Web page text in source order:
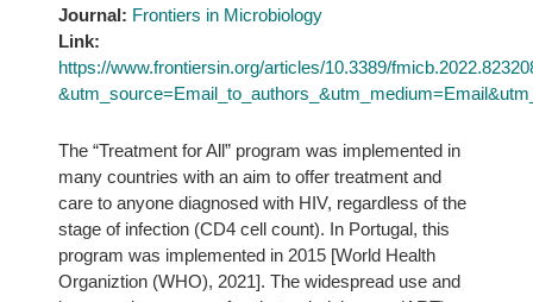
Journal: Frontiers in Microbiology
Link:
https://www.frontiersin.org/articles/10.3389/
The “Treatment for All” program was implemented in
many countries with an aim to offer treatment and
care to anyone diagnosed with HIV, regardless of the
stage of infection (CD4 cell count). In Portugal, this
program was implemented in 2015 [World Health
Organiztion (WHO), 2021]. The widespread use and